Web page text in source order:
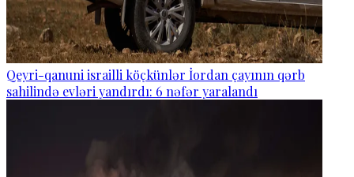
Qeyri-qanuni israilli köçkünlər İordan çayının qərb
sahilində evləri yandırdı: 6 nəfər yaralandı